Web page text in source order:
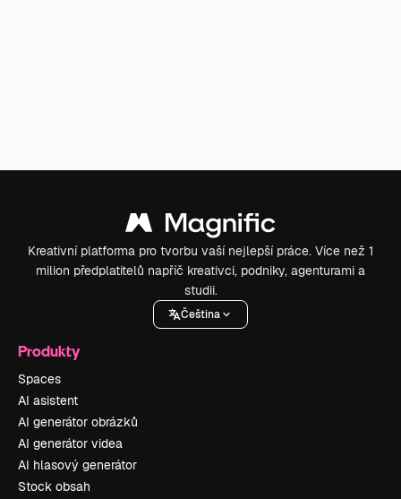
Kreativní platforma pro tvorbu vaší nejlepší práce. Více než 1
milion předplatitelů napříč kreativci, podniky, agenturami a
studii.
Čeština
Produkty
Spaces
AI asistent
AI generátor obrázků
AI generátor videa
AI hlasový generátor
Stock obsah